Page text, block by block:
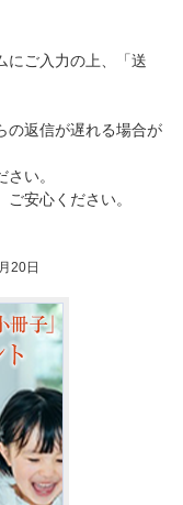
にご入力の上、「送
の返信が遅れる場合が
い。
安心ください。
20日